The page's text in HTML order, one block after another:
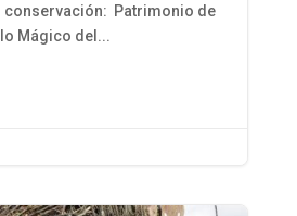
conservación: Patrimonio de
Mágico del...